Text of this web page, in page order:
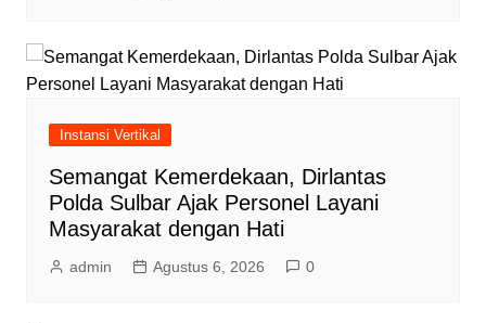
Instansi Vertikal
Semangat Kemerdekaan, Dirlantas
Polda Sulbar Ajak Personel Layani
Masyarakat dengan Hati
admin Agustus 6, 2026 0